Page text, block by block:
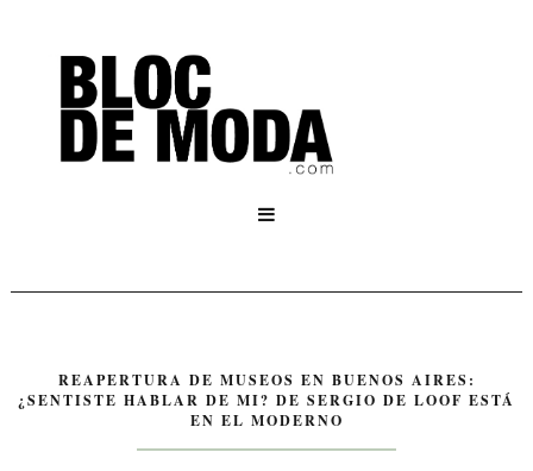

REAPERTURA DE MUSEOS EN BUENOS AIRES:
¿SENTISTE HABLAR DE MI? DE SERGIO DE LOOF ESTÁ
EN EL MODERNO